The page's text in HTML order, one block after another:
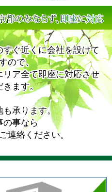
ぐ近くに会社を設けて
ので、
ア全て即座に対応させ
きます。
も承ります。
の事なら
連絡ください。